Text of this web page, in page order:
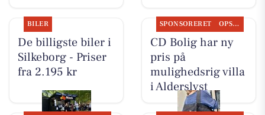
BILER
De billigste biler i
Silkeborg - Priser
fra 2.195 kr
SPONSORERET OPSLAGSTAVLEN
CD Bolig har ny
pris på
mulighedsrig villa
i Alderslyst